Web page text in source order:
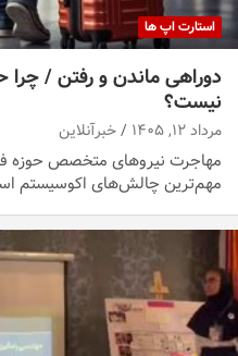
استارت اپ ها
دوراهی ماندن و رفتن / چرا
نیست؟
مرداد ۱۲, ۱۴۰۵ خبرآنلاین
مهاجرت نیروهای متخصص حوزه
مهم‌ترین چالش‌های اکوسیستم